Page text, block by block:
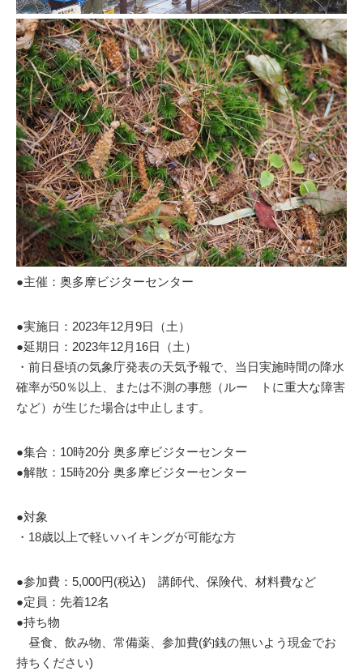
●主催：奥多摩ビジターセンター
●実施日：2023年12月9日（土）
●延期日：2023年12月16日（土）
・前日昼頃の気象庁発表の天気予報で、当日実施時間の降水
確率が50％以上、または不測の事態（ルー トに重大な障害
など）が生じた場合は中止します。
●集合：10時20分 奥多摩ビジターセンター
●解散：15時20分 奥多摩ビジターセンター
●対象
・18歳以上で軽いハイキングが可能な方
●参加費：5,000円(税込) 講師代、保険代、材料費など
●定員：先着12名
●持ち物
昼食、飲み物、常備薬、参加費(釣銭の無いよう現金でお
持ちください)